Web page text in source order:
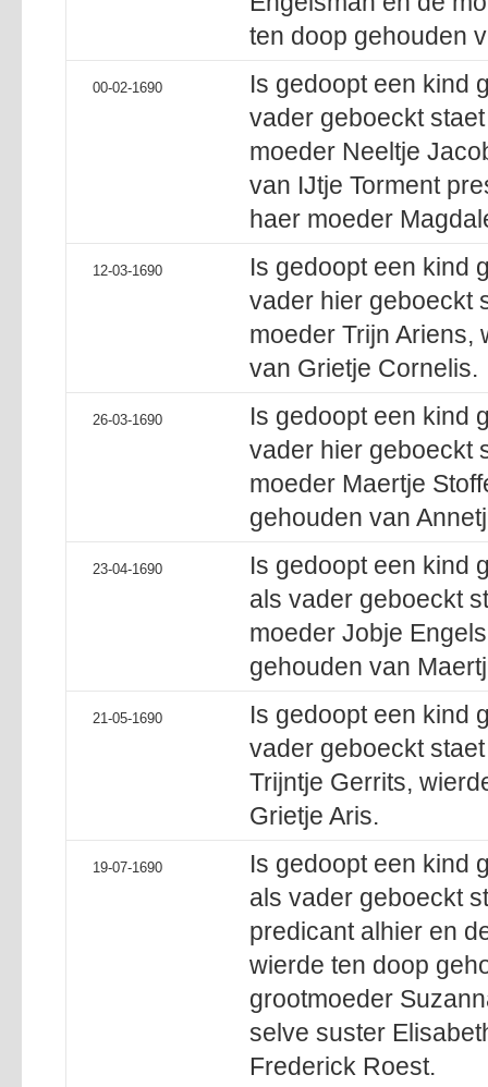
ten doop gehouden
00-02-1690
Is gedoopt een kind
vader geboeckt
moeder Neeltje
van IJtje Torment
haer moeder
12-03-1690
Is gedoopt een kind
vader hier geboeckt
moeder Trijn Ariens,
van Grietje Cornelis.
26-03-1690
Is gedoopt een kind
vader hier geboeckt
moeder Maertje
gehouden van
23-04-1690
Is gedoopt een kind
als vader geboeckt
moeder Jobje
gehouden van
21-05-1690
Is gedoopt een kind
vader geboeckt
Trijntje Gerrits,
Grietje Aris.
19-07-1690
Is gedoopt een kind
als vader geboeckt
predicant alhier en
wierde ten doop
grootmoeder
selve suster
Frederick Roest.